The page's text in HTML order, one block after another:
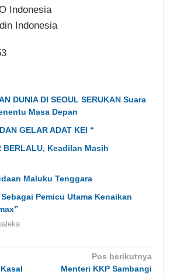
Indonesia
Indonesia
DUNIA DI SEOUL SERUKAN Suara
Masa Depan
GELAR ADAT KEI “
BERLALU, Keadilan Masih
Maluku Tenggara
Pemicu Utama Kenaikan
Pos berikutnya
Menteri KKP Sambangi